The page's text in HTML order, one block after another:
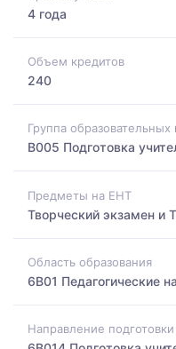
4 года
Объем кредитов
240
Группа
B005 Подготовка
Предметы на ЕНТ
Творческий экзамен и
Область образования
6B01 Педагогические
Направление подготовки